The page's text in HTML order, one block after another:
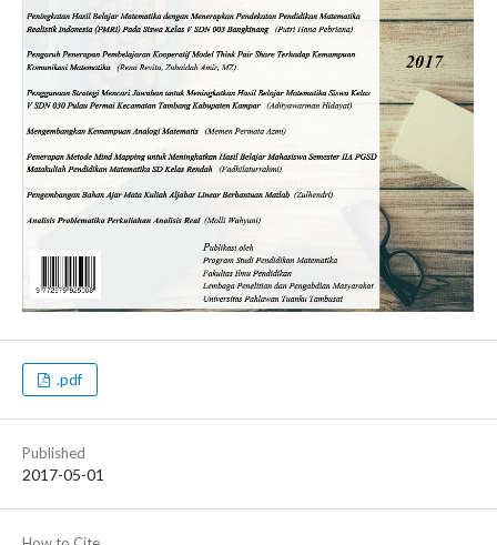
.pdf
Published
2017-05-01